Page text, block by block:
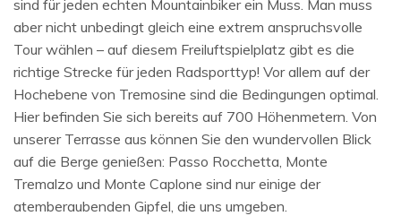
sind für jeden echten Mountainbiker ein Muss. Man muss
aber nicht unbedingt gleich eine extrem anspruchsvolle
Tour wählen – auf diesem Freiluftspielplatz gibt es die
richtige Strecke für jeden Radsporttyp! Vor allem auf der
Hochebene von Tremosine sind die Bedingungen optimal.
Hier befinden Sie sich bereits auf 700 Höhenmetern. Von
unserer Terrasse aus können Sie den wundervollen Blick
auf die Berge genießen: Passo Rocchetta, Monte
Tremalzo und Monte Caplone sind nur einige der
atemberaubenden Gipfel, die uns umgeben.